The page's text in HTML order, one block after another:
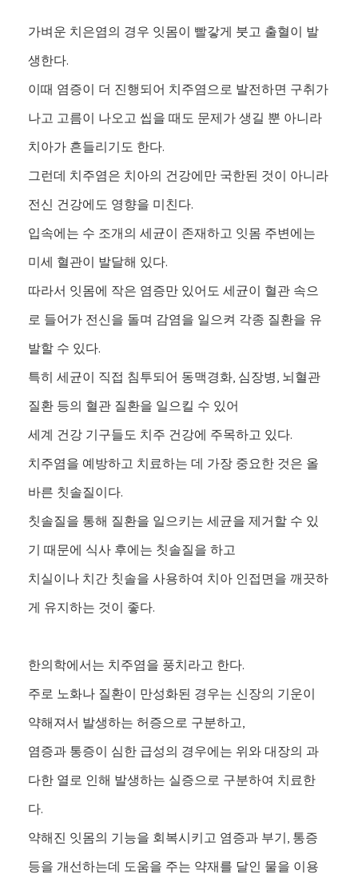
가벼운 치은염의 경우 잇몸이 빨갛게 붓고 출혈이 발
생한다.
이때 염증이 더 진행되어 치주염으로 발전하면 구취가
나고 고름이 나오고 씹을 때도 문제가 생길 뿐 아니라
치아가 흔들리기도 한다.
그런데 치주염은 치아의 건강에만 국한된 것이 아니라
전신 건강에도 영향을 미친다.
입속에는 수 조개의 세균이 존재하고 잇몸 주변에는
미세 혈관이 발달해 있다.
따라서 잇몸에 작은 염증만 있어도 세균이 혈관 속으
로 들어가 전신을 돌며 감염을 일으켜 각종 질환을 유
발할 수 있다.
특히 세균이 직접 침투되어 동맥경화, 심장병, 뇌혈관
질환 등의 혈관 질환을 일으킬 수 있어
세계 건강 기구들도 치주 건강에 주목하고 있다.
치주염을 예방하고 치료하는 데 가장 중요한 것은 올
바른 칫솔질이다.
칫솔질을 통해 질환을 일으키는 세균을 제거할 수 있
기 때문에 식사 후에는 칫솔질을 하고
치실이나 치간 칫솔을 사용하여 치아 인접면을 깨끗하
게 유지하는 것이 좋다.
한의학에서는 치주염을 풍치라고 한다.
주로 노화나 질환이 만성화된 경우는 신장의 기운이
약해져서 발생하는 허증으로 구분하고,
염증과 통증이 심한 급성의 경우에는 위와 대장의 과
다한 열로 인해 발생하는 실증으로 구분하여 치료한
다.
약해진 잇몸의 기능을 회복시키고 염증과 부기, 통증
등을 개선하는데 도움을 주는 약재를 달인 물을 이용